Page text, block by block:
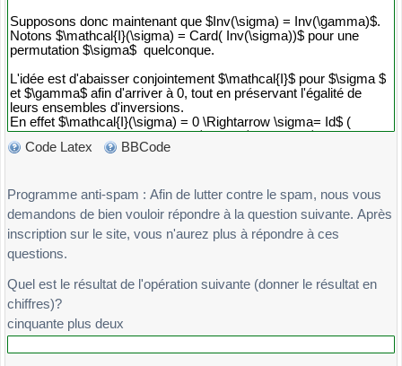
Code Latex BBCode
Programme anti-spam : Afin de lutter contre le spam, nous vous
demandons de bien vouloir répondre à la question suivante. Après
inscription sur le site, vous n'aurez plus à répondre à ces
questions.
Quel est le résultat de l'opération suivante (donner le résultat en
chiffres)?
cinquante plus deux